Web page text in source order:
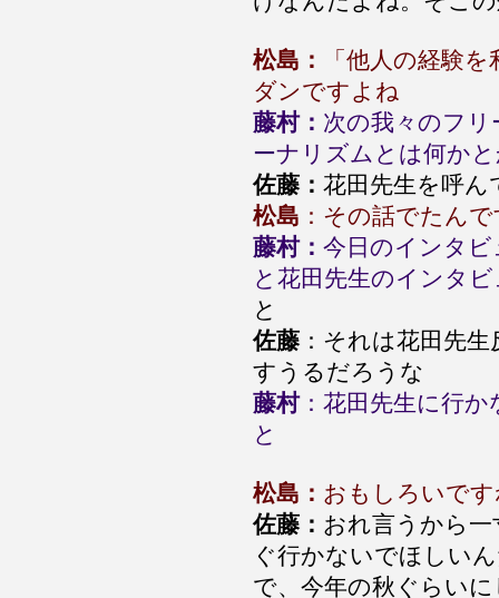
松島：
「他人の経験
ダンですよね
藤村： 次の我々のフ
ーナリズムとは何か
佐藤： 花田先生を呼ん
松島 ：その話でたん
藤村： 今日のインタビ
と花田先生のインタ
と
佐藤 ：それは花田先生
すうるだろうな
藤村：花田先生に行か
と
松島： おもしろいで
佐藤： おれ言うから
ぐ行かないでほしい
で、今年の秋ぐらい